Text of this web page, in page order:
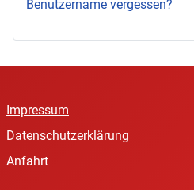
Benutzername vergessen?
Impressum
Datenschutzerklärung
Anfahrt